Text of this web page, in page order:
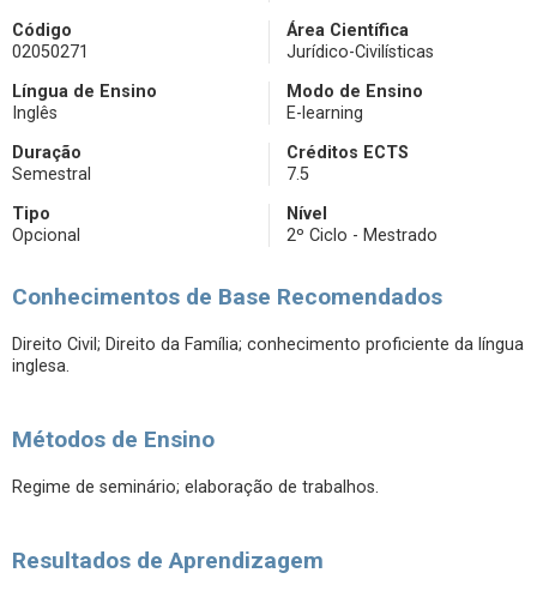
Código
02050271
Área Científica
Jurídico-Civilísticas
Língua de Ensino
Inglês
Modo de Ensino
E-learning
Duração
Semestral
Créditos ECTS
7.5
Tipo
Opcional
Nível
2º Ciclo - Mestrado
Conhecimentos de Base Recomendados
Direito Civil; Direito da Família; conhecimento proficiente da língua
inglesa.
Métodos de Ensino
Regime de seminário; elaboração de trabalhos.
Resultados de Aprendizagem